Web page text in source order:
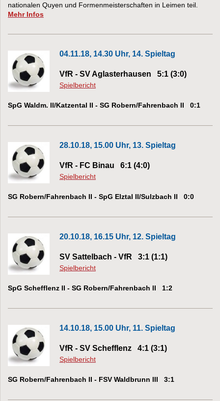
nationalen Quyen und Formenmeisterschaften in Leimen teil.
Mehr Infos
04.11.18, 14.30 Uhr, 14. Spieltag
VfR - SV Aglasterhausen 5:1 (3:0)
Spielbericht
SpG Waldm. II/Katzental II - SG Robern/Fahrenbach II 0:1
28.10.18, 15.00 Uhr, 13. Spieltag
VfR - FC Binau 6:1 (4:0)
Spielbericht
SG Robern/Fahrenbach II - SpG Elztal II/Sulzbach II 0:0
20.10.18, 16.15 Uhr, 12. Spieltag
SV Sattelbach - VfR 3:1 (1:1)
Spielbericht
SpG Schefflenz II - SG Robern/Fahrenbach II 1:2
14.10.18, 15.00 Uhr, 11. Spieltag
VfR - SV Schefflenz 4:1 (3:1)
Spielbericht
SG Robern/Fahrenbach II - FSV Waldbrunn III 3:1